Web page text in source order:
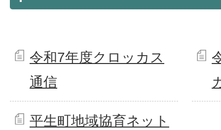
令和7年度クロッカス
通信
平生町地域協育ネット